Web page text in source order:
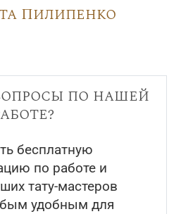
Пилипенко
по нашей
бесплатную
по работе и
тату-мастеров
удобным для